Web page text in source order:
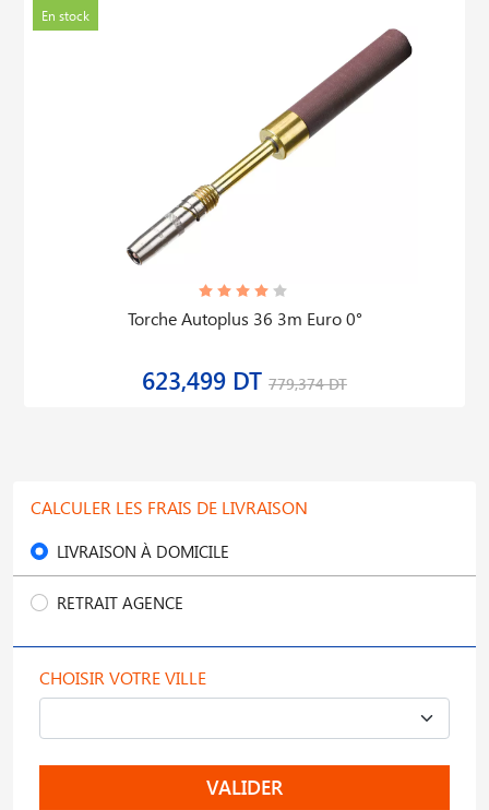
En stock
Torche Autoplus 36 3m Euro 0°
623,499 DT 779,374 DT
CALCULER LES FRAIS DE LIVRAISON
LIVRAISON À DOMICILE
RETRAIT AGENCE
CHOISIR VOTRE VILLE
VALIDER